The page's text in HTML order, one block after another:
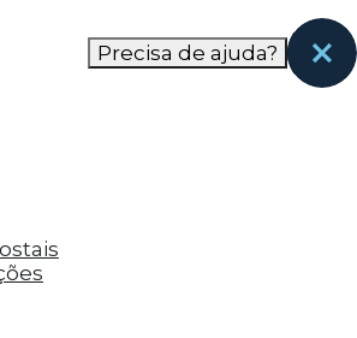
visitaram antes e analisar a
Precisa de ajuda?